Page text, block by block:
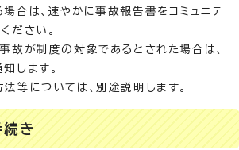
合は、速やかに事故報告書をコミュニテ
ださい。
故が制度の対象であるとされた場合は、
します。
等については、別途説明します。
き